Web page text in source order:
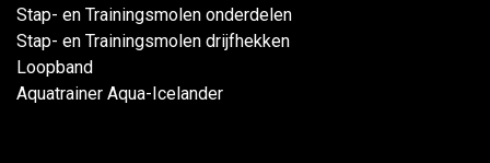
Stap- en Trainingsmolen onderdelen
Stap- en Trainingsmolen drijfhekken
Loopband
Aquatrainer Aqua-Icelander